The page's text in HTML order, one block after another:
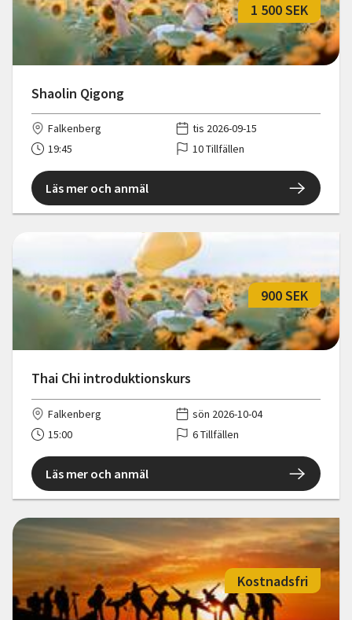
Shaolin Qigong
1 500 SEK
Falkenberg
tis 2026-09-15
19:45
10 Tillfällen
Läs mer och anmäl
Thai Chi introduktionskurs
900 SEK
Falkenberg
sön 2026-10-04
15:00
6 Tillfällen
Läs mer och anmäl
Kostnadsfri